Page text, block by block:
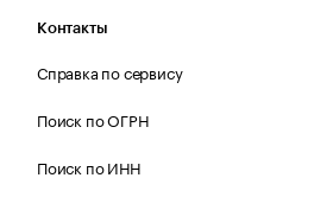
Контакты
Справка по сервису
Поиск по ОГРН
Поиск по ИНН